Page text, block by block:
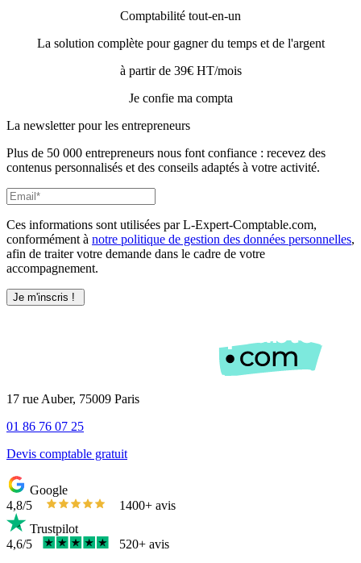
Comptabilité tout-en-un
La solution complète pour gagner du temps et de l'argent
à partir de 39€ HT/mois
Je confie ma compta
La newsletter pour les entrepreneurs
Plus de 50 000 entrepreneurs nous font confiance : recevez des
contenus personnalisés et des conseils adaptés à votre activité.
Ces informations sont utilisées par L-Expert-Comptable.com,
conformément à notre politique de gestion des données personnelles,
afin de traiter votre demande dans le cadre de votre
accompagnement.
17 rue Auber, 75009 Paris
01 86 76 07 25
Devis comptable gratuit
Google
4,8/5
1400+ avis
Trustpilot
4,6/5
520+ avis